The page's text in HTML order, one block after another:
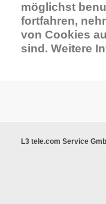
möglichst
fortfahren,
von Cookies
sind. Weitere
L3 tele.com Service